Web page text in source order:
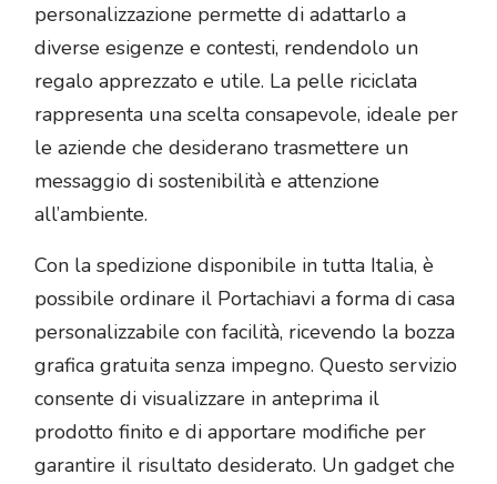
personalizzazione permette di adattarlo a
diverse esigenze e contesti, rendendolo un
regalo apprezzato e utile. La pelle riciclata
rappresenta una scelta consapevole, ideale per
le aziende che desiderano trasmettere un
messaggio di sostenibilità e attenzione
all’ambiente.
Con la spedizione disponibile in tutta Italia, è
possibile ordinare il Portachiavi a forma di casa
personalizzabile con facilità, ricevendo la bozza
grafica gratuita senza impegno. Questo servizio
consente di visualizzare in anteprima il
prodotto finito e di apportare modifiche per
garantire il risultato desiderato. Un gadget che